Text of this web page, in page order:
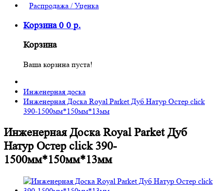
Распродажа / Уценка
Корзина 0 0 р.
Корзина
Ваша корзина пуста!
Инженерная доска
Инженерная Доска Royal Parket Дуб Натур Остер click
390-1500мм*150мм*13мм
Инженерная Доска Royal Parket Дуб
Натур Остер click 390-
1500мм*150мм*13мм